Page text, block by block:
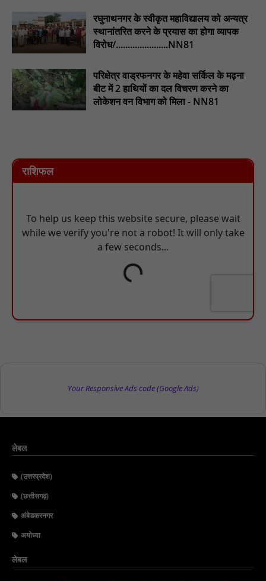
रघुनाथनगर के स्वीकृत महाविद्यालय को अन्यत्र
स्थानांतरित करने के प्रयास का होगा व्यापक
विरोध/......................NN81
परिक्षेत्र वाड्रफनगर के महेवा सर्किल के मढ़ना
बीट में 2 हाथियों का दल विचरण करने का
लोकेशन वन विभाग को मिला - NN81
राशिफल
Your Responsive Ads code (Google Ads)
लेबल
(उत्तरप्रदेश)
(छत्तीसगढ़)
अंबेडकरनगर
अयोध्या
लेबल